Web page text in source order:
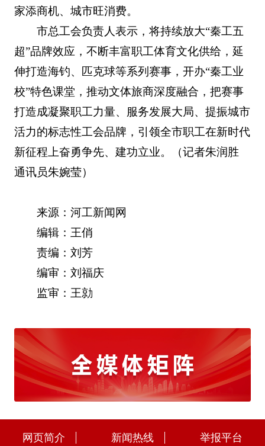
家添商机、城市旺消费。
市总工会负责人表示，将持续放大“秦工五
超”品牌效应，不断丰富职工体育文化供给，延
伸打造海钓、匹克球等系列赛事，开办“秦工业
校”特色课堂，推动文体旅商深度融合，把赛事
打造成凝聚职工力量、服务发展大局、提振城市
活力的标志性工会品牌，引领全市职工在新时代
新征程上奋勇争先、建功立业。（记者朱润胜
通讯员朱婉莹）
来源：河工新闻网
编辑：王俏
责编：刘芳
编审：刘福庆
监审：王勍
网页简介 新闻热线 举报平台